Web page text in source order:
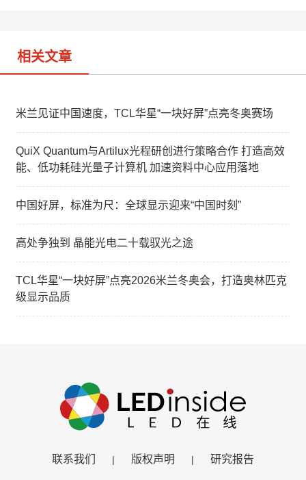
相关文章
米兰见证中国速度，TCL华星“一块好屏”点亮冬奥赛场
QuiX Quantum与Artilux光程研创进行策略合作 打造高效
能、低功耗硅光量子计算机 加速资料中心应用落地
中国好屏，标准为尺：全球显示迎来“中国时刻”
高处争独到 晶能光电二十载驭光之途
TCL华星“一块好屏”点亮2026米兰冬奥会，打造奥林匹克
级显示品质
联系我们 | 版权声明 | 研究报告